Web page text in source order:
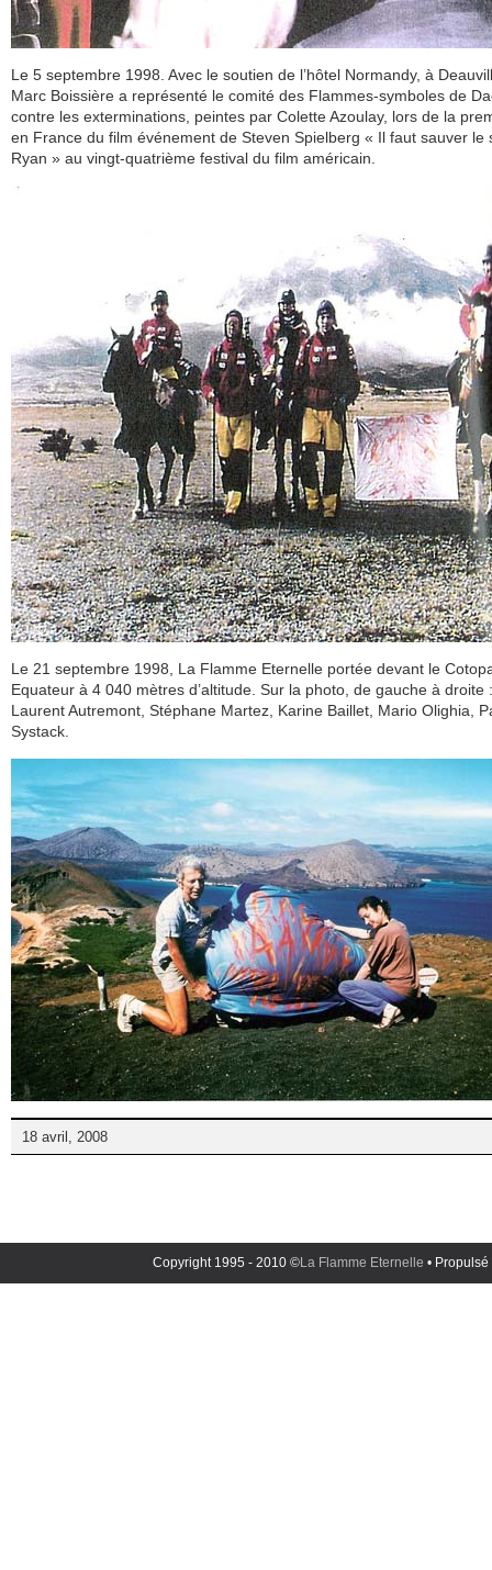
Le 5 septembre 1998. Avec le soutien de l’hôtel Normandy, à
Marc Boissière a représenté le comité des Flammes-symboles de
contre les exterminations, peintes par Colette Azoulay, lors de la
en France du film événement de Steven Spielberg « Il faut sauver le
Ryan » au vingt-quatrième festival du film américain.
Le 21 septembre 1998, La Flamme Eternelle portée devant le
Equateur à 4 040 mètres d’altitude. Sur la photo, de gauche à droite :
Laurent Autremont, Stéphane Martez, Karine Baillet, Mario Olighia,
Systack.
18 avril, 2008
Copyright 1995 - 2010 ©La Flamme Eternelle •